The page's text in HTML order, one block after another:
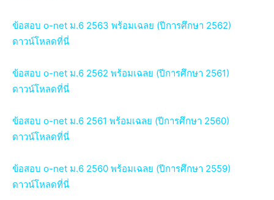
ข้อสอบ o-net ม.6 2563 พร้อมเฉลย (ปีการศึกษา 2562)
ดาวน์โหลดที่นี่
ข้อสอบ o-net ม.6 2562 พร้อมเฉลย (ปีการศึกษา 2561)
ดาวน์โหลดที่นี่
ข้อสอบ o-net ม.6 2561 พร้อมเฉลย (ปีการศึกษา 2560)
ดาวน์โหลดที่นี่
ข้อสอบ o-net ม.6 2560 พร้อมเฉลย (ปีการศึกษา 2559)
ดาวน์โหลดที่นี่